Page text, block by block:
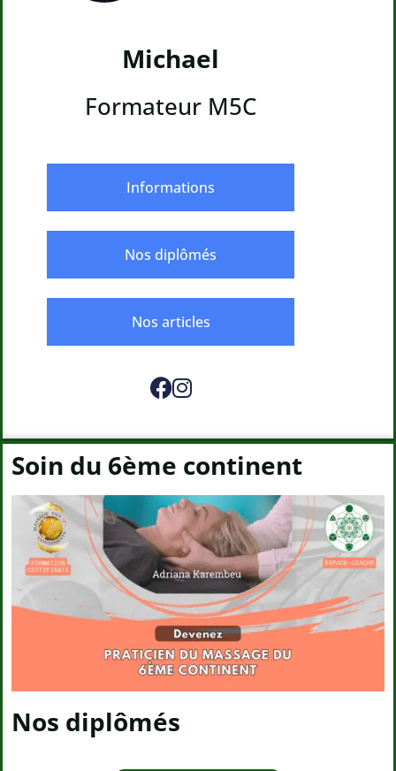
Michael
Formateur M5C
Informations
Nos diplômés
Nos articles
Soin du 6ème continent
Nos diplômés